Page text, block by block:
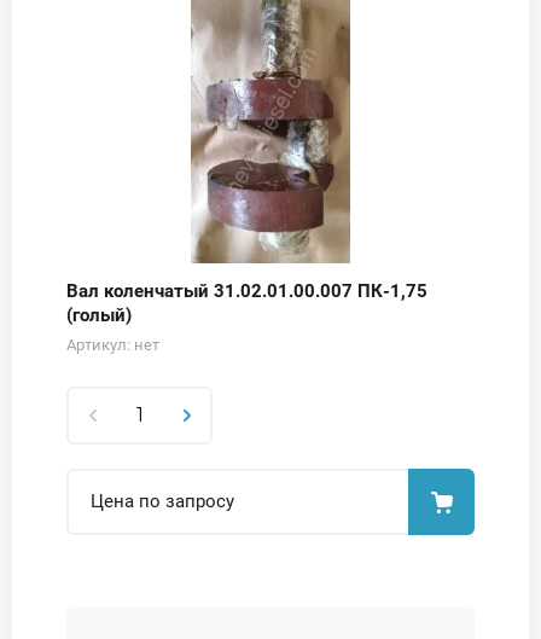
Вал коленчатый 31.02.01.00.007 ПК-1,75
(голый)
Артикул: нет
Цена по запросу